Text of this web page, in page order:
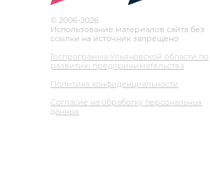
© 2006-2026
Использование материалов сайта без
ссылки на источник запрещено
Госпрограмма Ульяновской области по
развитию предпринимательства
Политика конфиденциальности
Согласие на обработку персональных
данных